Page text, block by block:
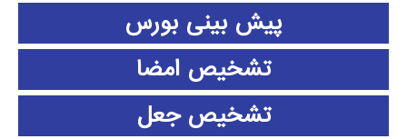
پیش بینی بورس
تشخیص امضا
تشخیص جعل